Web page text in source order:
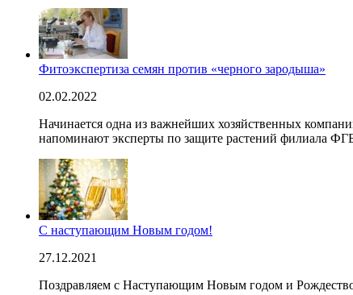
Фитоэкспертиза семян против «черного зародыша»
02.02.2022
Начинается одна из важнейших хозяйственных
напоминают эксперты по защите растений филиала
С наступающим Новым годом!
27.12.2021
Поздравляем с Наступающим Новым годом и